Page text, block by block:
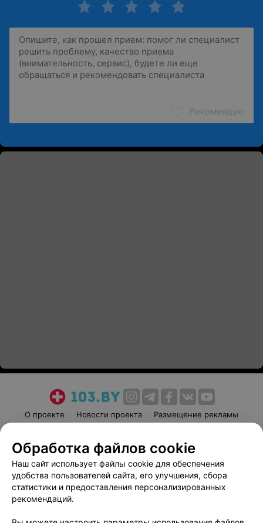
Рекомендую
О проекте Новости проекта
Размещение рекламы
Пользовательское соглашение
Способы оплаты
Вакансии
Партнеры
Написать руководителю 103.by
Обработка файлов cookie
Наш сайт использует файлы cookie для обеспечения
удобства пользователей сайта, его улучшения, сбора
статистики и предоставления персонализированных
рекомендаций.